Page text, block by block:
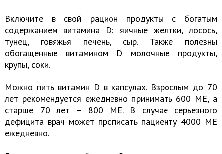
Включите в свой рацион продукты с богатым
содержанием витамина D: яичные желтки, лосось,
тунец, говяжья печень, сыр. Также полезны
обогащенные витамином D молочные продукты,
крупы, соки.
Можно пить витамин D в капсулах. Взрослым до 70
лет рекомендуется ежедневно принимать 600 МЕ, а
старше 70 лет – 800 МЕ. В случае серьезного
дефицита врач может прописать пациенту 4000 МЕ
ежедневно.